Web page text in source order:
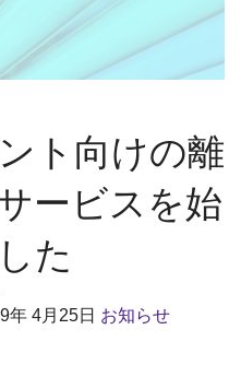
ト向けの離
ービスを始
た
年 4月25日 お知らせ